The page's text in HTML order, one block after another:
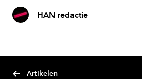
HAN redactie
Artikelen